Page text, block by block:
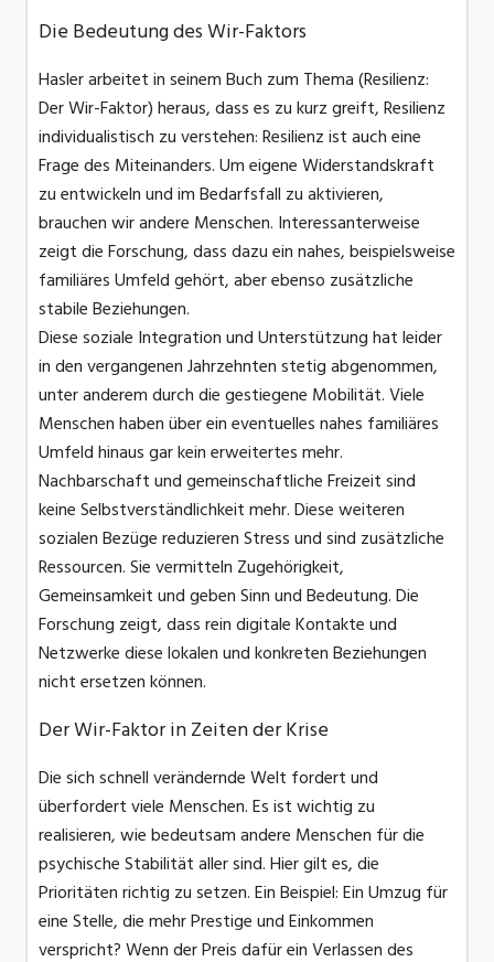
Die Bedeutung des Wir-Faktors
Hasler arbeitet in seinem Buch zum Thema (Resilienz:
Der Wir-Faktor) heraus, dass es zu kurz greift, Resilienz
individualistisch zu verstehen: Resilienz ist auch eine
Frage des Miteinanders. Um eigene Widerstandskraft
zu entwickeln und im Bedarfsfall zu aktivieren,
brauchen wir andere Menschen. Interessanterweise
zeigt die Forschung, dass dazu ein nahes, beispielsweise
familiäres Umfeld gehört, aber ebenso zusätzliche
stabile Beziehungen.
Diese soziale Integration und Unterstützung hat leider
in den vergangenen Jahrzehnten stetig abgenommen,
unter anderem durch die gestiegene Mobilität. Viele
Menschen haben über ein eventuelles nahes familiäres
Umfeld hinaus gar kein erweitertes mehr.
Nachbarschaft und gemeinschaftliche Freizeit sind
keine Selbstverständlichkeit mehr. Diese weiteren
sozialen Bezüge reduzieren Stress und sind zusätzliche
Ressourcen. Sie vermitteln Zugehörigkeit,
Gemeinsamkeit und geben Sinn und Bedeutung. Die
Forschung zeigt, dass rein digitale Kontakte und
Netzwerke diese lokalen und konkreten Beziehungen
nicht ersetzen können.
Der Wir-Faktor in Zeiten der Krise
Die sich schnell verändernde Welt fordert und
überfordert viele Menschen. Es ist wichtig zu
realisieren, wie bedeutsam andere Menschen für die
psychische Stabilität aller sind. Hier gilt es, die
Prioritäten richtig zu setzen. Ein Beispiel: Ein Umzug für
eine Stelle, die mehr Prestige und Einkommen
verspricht? Wenn der Preis dafür ein Verlassen des